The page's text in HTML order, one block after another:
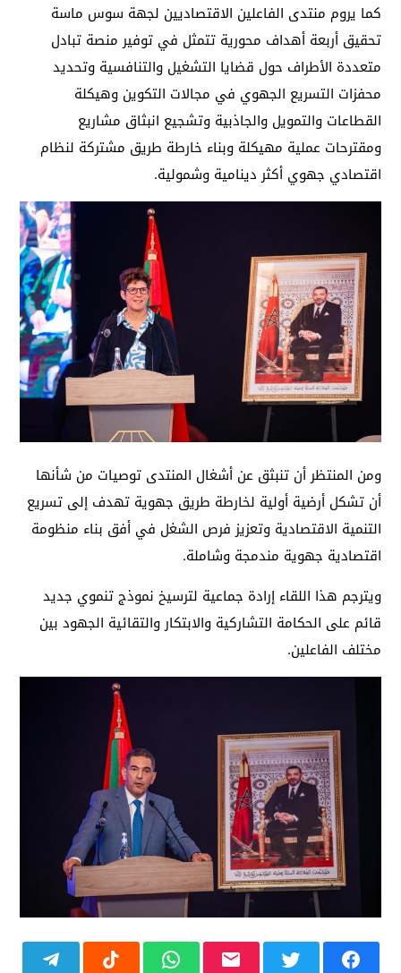
كما يروم منتدى الفاعلين الاقتصاديين لجهة سوس ماسة
تحقيق أربعة أهداف محورية تتمثل في توفير منصة تبادل
متعددة الأطراف حول قضايا التشغيل والتنافسية وتحديد
محفزات التسريع الجهوي في مجالات التكوين وهيكلة
القطاعات والتمويل والجاذبية وتشجيع انبثاق مشاريع
ومقترحات عملية مهيكلة وبناء خارطة طريق مشتركة لنظام
اقتصادي جهوي أكثر دينامية وشمولية.
ومن المنتظر أن تنبثق عن أشغال المنتدى توصيات من شأنها
أن تشكل أرضية أولية لخارطة طريق جهوية تهدف إلى تسريع
التنمية الاقتصادية وتعزيز فرص الشغل في أفق بناء منظومة
اقتصادية جهوية مندمجة وشاملة.
ويترجم هذا اللقاء إرادة جماعية لترسيخ نموذج تنموي جديد
قائم على الحكامة التشاركية والابتكار والتقائية الجهود بين
مختلف الفاعلين.